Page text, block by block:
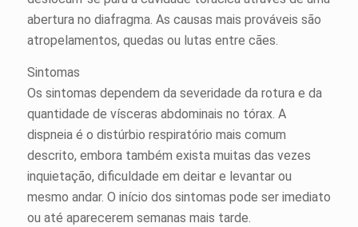
abertura no diafragma. As causas mais prováveis são
atropelamentos, quedas ou lutas entre cães.
Sintomas
Os sintomas dependem da severidade da rotura e da
quantidade de vísceras abdominais no tórax. A
dispneia é o distúrbio respiratório mais comum
descrito, embora também exista muitas das vezes
inquietação, dificuldade em deitar e levantar ou
mesmo andar. O início dos sintomas pode ser imediato
ou até aparecerem semanas mais tarde.